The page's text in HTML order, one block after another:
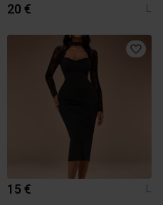
20 € L
15 € L